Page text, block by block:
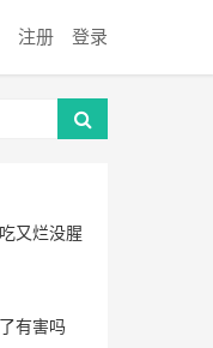
注册 登录
又烂没腥
有害吗